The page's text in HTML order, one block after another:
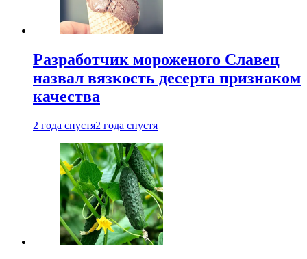
Разработчик мороженого Славец
назвал вязкость десерта признаком
качества
2 года спустя2 года спустя